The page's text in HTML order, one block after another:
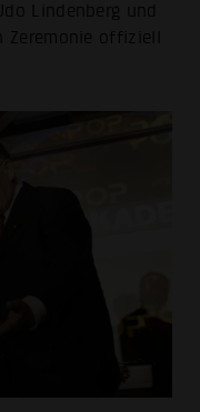
Lindenberg und
offiziell